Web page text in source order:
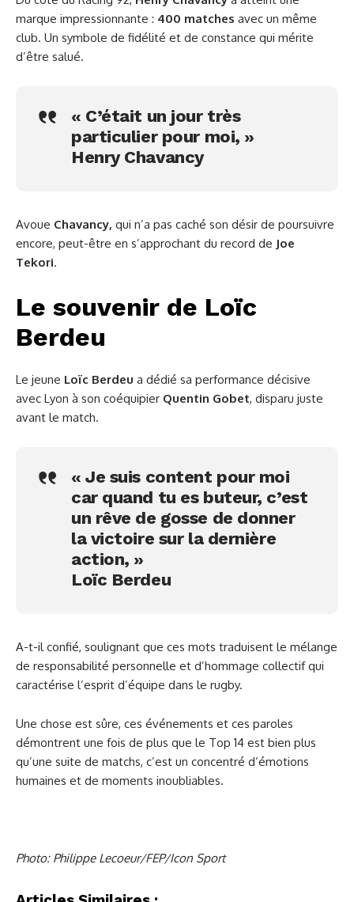
marque impressionnante : 400 matches avec un même
club. Un symbole de fidélité et de constance qui mérite
d’être salué.
« C’était un jour très
particulier pour moi, »
Henry Chavancy
Avoue Chavancy, qui n’a pas caché son désir de poursuivre
encore, peut-être en s’approchant du record de Joe
Tekori.
Le souvenir de Loïc
Berdeu
Le jeune Loïc Berdeu a dédié sa performance décisive
avec Lyon à son coéquipier Quentin Gobet, disparu juste
avant le match.
« Je suis content pour moi
car quand tu es buteur, c’est
un rêve de gosse de donner
la victoire sur la dernière
action, »
Loïc Berdeu
A-t-il confié, soulignant que ces mots traduisent le mélange
de responsabilité personnelle et d’hommage collectif qui
caractérise l’esprit d’équipe dans le rugby.
Une chose est sûre, ces événements et ces paroles
démontrent une fois de plus que le Top 14 est bien plus
qu’une suite de matchs, c’est un concentré d’émotions
humaines et de moments inoubliables.
Photo: Philippe Lecoeur/FEP/Icon Sport